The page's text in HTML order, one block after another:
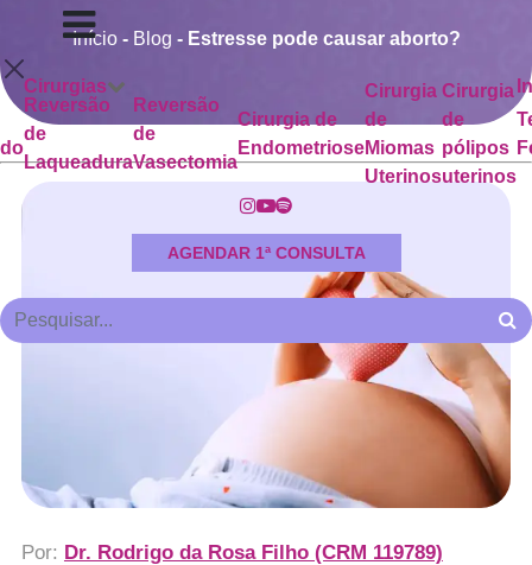
Cirurgias
Reversão
de
Laqueadura
Reversão
de
Vasectomia
Cirurgia de
Endometriose
Cirurgia
de
Miomas
Uterinos
Cirurgia
de
pólipos
uterinos
AGENDAR 1ª CONSULTA
Início- Blog - Estresse pode causar aborto?
Por: Dr. Rodrigo da Rosa Filho (CRM 119789)